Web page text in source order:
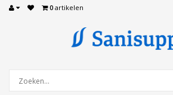
0 artikelen